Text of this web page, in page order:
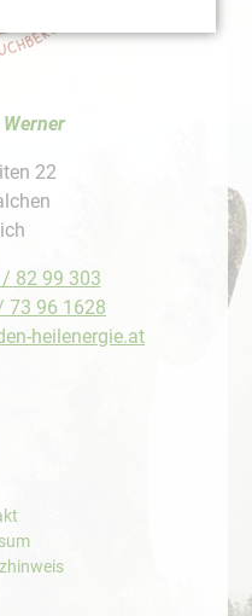
22
82 99 303
73 96 1628
heilenergie.at